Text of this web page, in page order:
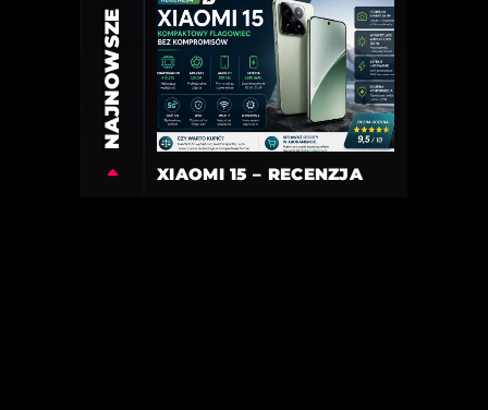
NAJNOWSZE
XIAOMI 15 – RECENZJA